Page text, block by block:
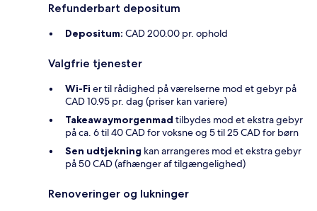
Refunderbart depositum
Depositum: CAD 200.00 pr. ophold
Valgfrie tjenester
Wi-Fi er til rådighed på værelserne mod et gebyr på
CAD 10.95 pr. dag (priser kan variere)
Takeawaymorgenmad tilbydes mod et ekstra gebyr
på ca. 6 til 40 CAD for voksne og 5 til 25 CAD for børn
Sen udtjekning kan arrangeres mod et ekstra gebyr
på 50 CAD (afhænger af tilgængelighed)
Renoveringer og lukninger